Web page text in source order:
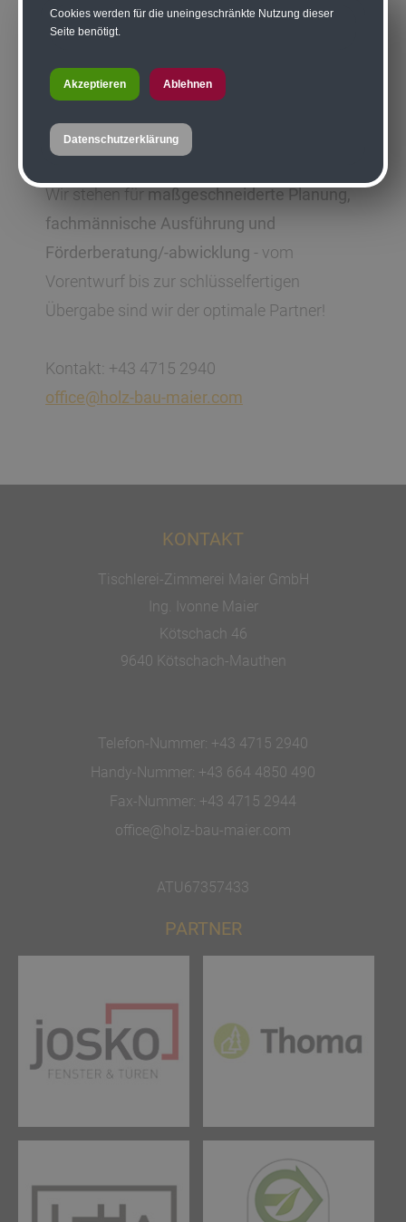
Wohnobjekten
Wir stehen für maßgeschneiderte Planung,
fachmännische Ausführung und
Förderberatung/-abwicklung - vom
Vorentwurf bis zur schlüsselfertigen
Übergabe sind wir der optimale Partner!
Kontakt: +43 4715 2940
office@holz-bau-maier.com
KONTAKT
Tischlerei-Zimmerei Maier GmbH
Ing. Ivonne Maier
Kötschach 46
9640 Kötschach-Mauthen
Telefon-Nummer: +43 4715 2940
Handy-Nummer: +43 664 4850 490
Fax-Nummer: +43 4715 2944
office@holz-bau-maier.com
ATU67357433
PARTNER
Cookies werden für die uneingeschränkte Nutzung dieser
Seite benötigt.
Akzeptieren Ablehnen
Datenschutzerklärung